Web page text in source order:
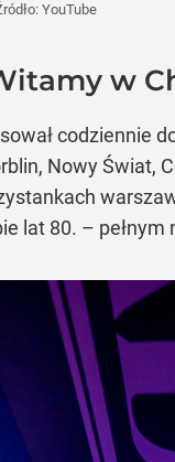
YouTube
w
codziennie
Nowy Świat,
lat 80. – pełnym